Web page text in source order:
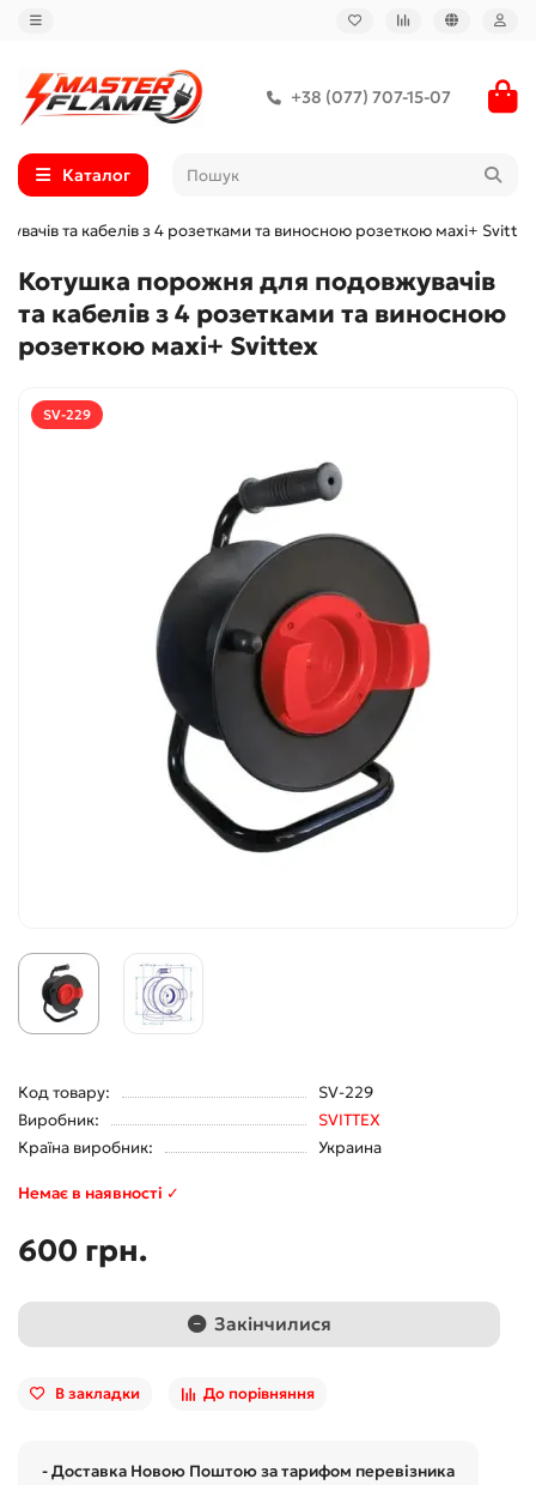
+38 (077) 707-15-07
Каталог
та кабелів з 4 розетками та виносною розеткою махі+ Svittex
Котушка порожня для подовжувачів
та кабелів з 4 розетками та виносною
розеткою махі+ Svittex
SV-229
Код товару:
SV-229
Виробник:
SVITTEX
Країна виробник:
Украина
Немає в наявності ✓
600 грн.
Закінчилися
В закладки До порівняння
- Доставка Новою Поштою за тарифом перевізника